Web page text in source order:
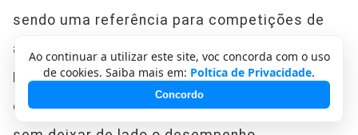
sendo uma referência para competições de
arrancada e velocidade extrema, enquanto a
Ducati XDiavel V4 foca mais em uma
experiência de pilotagem refinada e dinâmica,
Ao continuar a utilizar este site, voc concorda com o uso
de cookies. Saiba mais em: Poltica de Privacidade.
Concordo